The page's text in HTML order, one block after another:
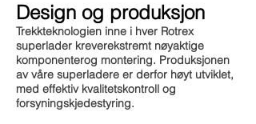
Design og produksjon
Trekkteknologien inne i hver Rotrex
superlader kreverekstremt nøyaktige
komponenterog montering. Produksjonen
av våre superladere er derfor høyt utviklet,
med effektiv kvalitetskontroll og
forsyningskjedestyring.